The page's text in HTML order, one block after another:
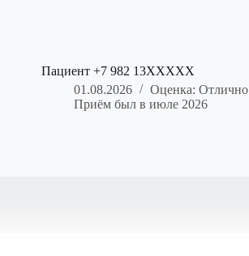
Пациент +7 982 13XXXXX
01.08.2026
Оценка: Отлично
Приём был в июле 2026